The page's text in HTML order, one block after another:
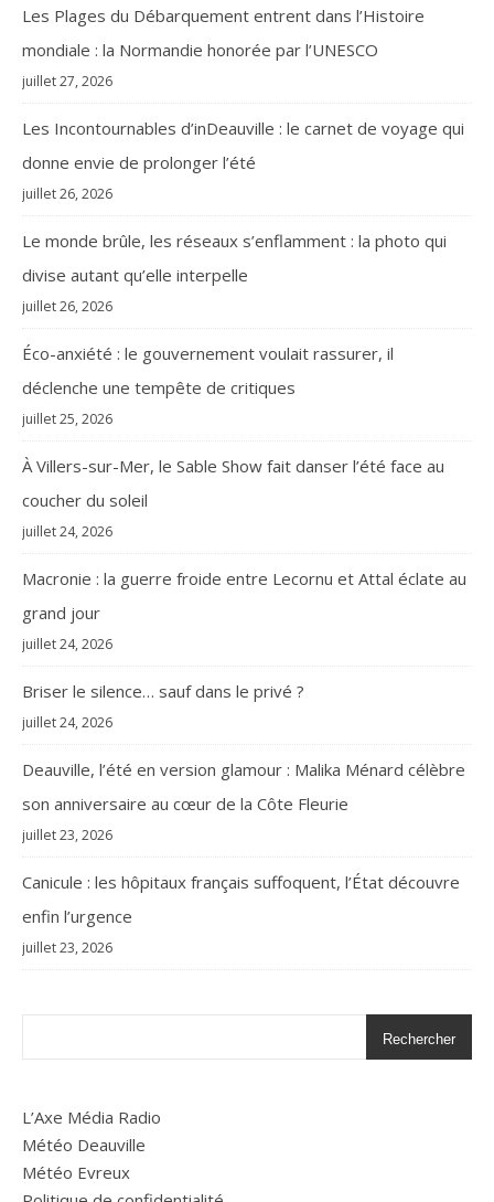
Les Plages du Débarquement entrent dans l’Histoire
mondiale : la Normandie honorée par l’UNESCO
juillet 27, 2026
Les Incontournables d’inDeauville : le carnet de voyage qui
donne envie de prolonger l’été
juillet 26, 2026
Le monde brûle, les réseaux s’enflamment : la photo qui
divise autant qu’elle interpelle
juillet 26, 2026
Éco-anxiété : le gouvernement voulait rassurer, il
déclenche une tempête de critiques
juillet 25, 2026
À Villers-sur-Mer, le Sable Show fait danser l’été face au
coucher du soleil
juillet 24, 2026
Macronie : la guerre froide entre Lecornu et Attal éclate au
grand jour
juillet 24, 2026
Briser le silence… sauf dans le privé ?
juillet 24, 2026
Deauville, l’été en version glamour : Malika Ménard célèbre
son anniversaire au cœur de la Côte Fleurie
juillet 23, 2026
Canicule : les hôpitaux français suffoquent, l’État découvre
enfin l’urgence
juillet 23, 2026
Rechercher
L’Axe Média Radio
Météo Deauville
Météo Evreux